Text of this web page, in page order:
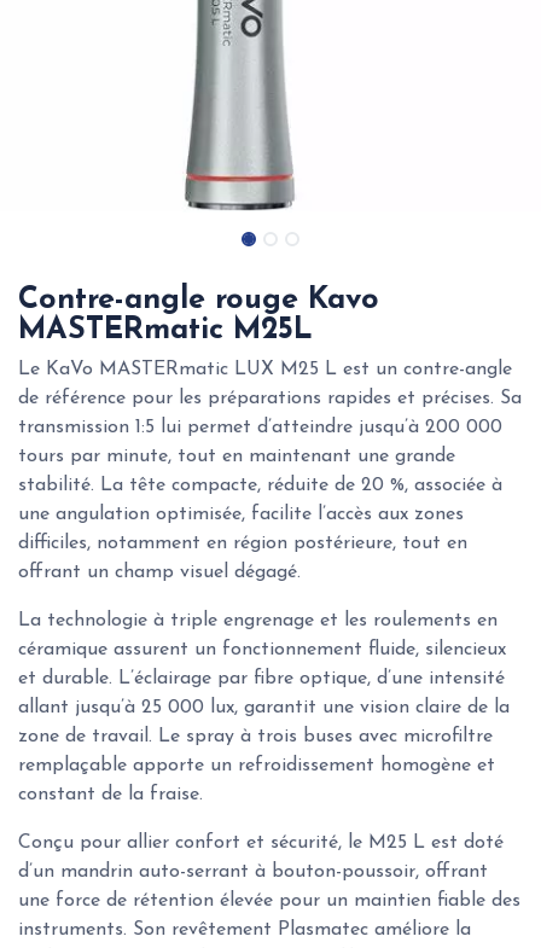
Contre-angle rouge Kavo
MASTERmatic M25L
Le KaVo MASTERmatic LUX M25 L est un contre-angle
de référence pour les préparations rapides et précises. Sa
transmission 1:5 lui permet d’atteindre jusqu’à 200 000
tours par minute, tout en maintenant une grande
stabilité. La tête compacte, réduite de 20 %, associée à
une angulation optimisée, facilite l’accès aux zones
difficiles, notamment en région postérieure, tout en
offrant un champ visuel dégagé.
La technologie à triple engrenage et les roulements en
céramique assurent un fonctionnement fluide, silencieux
et durable. L’éclairage par fibre optique, d’une intensité
allant jusqu’à 25 000 lux, garantit une vision claire de la
zone de travail. Le spray à trois buses avec microfiltre
remplaçable apporte un refroidissement homogène et
constant de la fraise.
Conçu pour allier confort et sécurité, le M25 L est doté
d’un mandrin auto-serrant à bouton-poussoir, offrant
une force de rétention élevée pour un maintien fiable des
instruments. Son revêtement Plasmatec améliore la